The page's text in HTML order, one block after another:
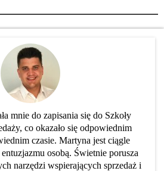
mnie do zapisania się do Szkoły
co okazało się odpowiednim
czasie. Martyna jest ciągle
entuzjazmu osobą. Świetnie porusza
narzędzi wspierających sprzedaż i